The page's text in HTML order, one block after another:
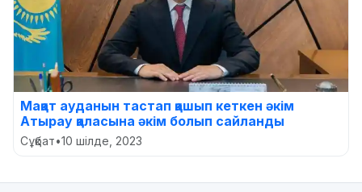
Мақат ауданын тастап қашып кеткен әкім
Атырау қаласына әкім болып сайланды
Сұқбат•10 шілде, 2023